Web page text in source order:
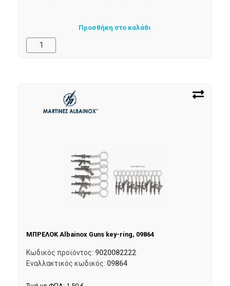
Προσθήκη στο καλάθι
ΜΠΡΕΛΟΚ Albainox Guns key-ring, 09864
Κωδικός προϊόντος: 9020082222
Εναλλακτικός κωδικός: 09864